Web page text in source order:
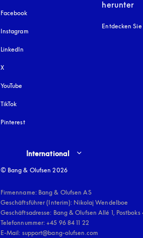
Facebook
Instagram
LinkedIn
X
YouTube
TikTok
Pinterest
herunter
Entdecken
Select country and language
International
© Bang & Olufsen 2026
Firmenname: Bang & Olufsen AS
Geschäftsführer (Interim): Nikolaj Wendelboe
Geschäftsadresse: Bang & Olufsen Allé 1,
Telefonnummer: +45 96 84 11 22
E-Mail: support@bang-olufsen.com